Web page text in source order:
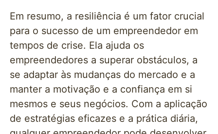
Em resumo, a resiliência é um fator crucial
para o sucesso de um empreendedor em
tempos de crise. Ela ajuda os
empreendedores a superar obstáculos, a
se adaptar às mudanças do mercado e a
manter a motivação e a confiança em si
mesmos e seus negócios. Com a aplicação
de estratégias eficazes e a prática diária,